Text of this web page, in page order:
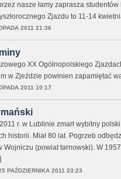
nasze łamy zaprasza
Zjazdu to 11-14
2011 21:36
XX Ogólnopolskiego
w Zjeździe powinien zapamiętać
2011 10:17
r. w Lublinie zmarł wybitny
historii. Miał 80 lat. Pogrzeb
Wojniczu (powiat tarnowski). W
PAŹDZIERNIKA 2011 23:23